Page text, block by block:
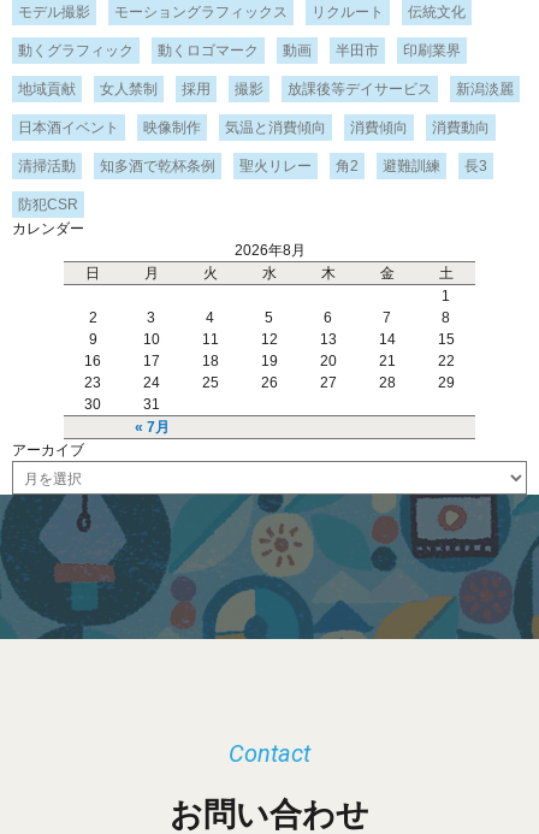
モデル撮影 モーショングラフィックス リクルート 伝統文化
動くグラフィック 動くロゴマーク 動画 半田市 印刷業界
地域貢献 女人禁制 採用 撮影 放課後等デイサービス 新潟淡麗
日本酒イベント 映像制作 気温と消費傾向 消費傾向 消費動向
清掃活動 知多酒で乾杯条例 聖火リレー 角2 避難訓練 長3
防犯CSR
カレンダー
2026年8月
日
月 火 水 木 金 土
« 7月
1
2
3 4 5 6 7
8
9
10 11 12 13 14
15
16
17 18 19 20 21
22
23
24 25 26 27 28
29
30
31
アーカイブ
ー
ブ
お問い合わせ
Contact